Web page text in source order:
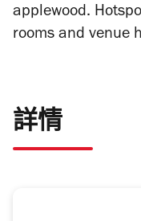
applewood.
rooms and venue
詳情